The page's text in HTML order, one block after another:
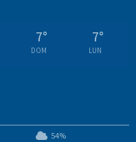
7°
DOM
7°
LUN
54%